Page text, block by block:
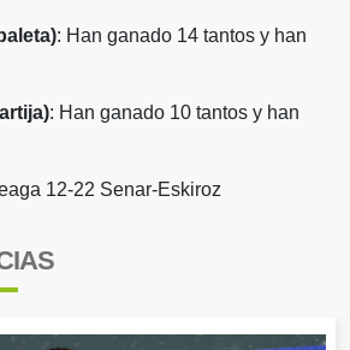
: Han ganado 14 tantos y han
: Han ganado 10 tantos y han
12-22 Senar-Eskiroz